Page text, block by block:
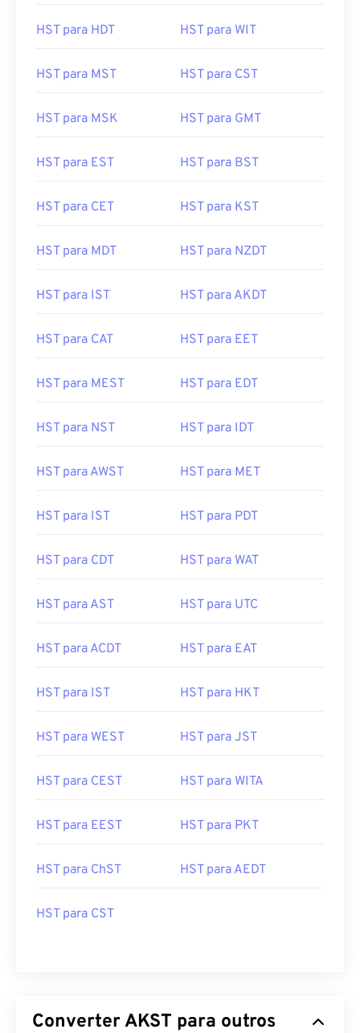
HST para HDT HST para WIT
HST para MST HST para CST
HST para MSK HST para GMT
HST para EST HST para BST
HST para CET HST para KST
HST para MDT HST para NZDT
HST para IST HST para AKDT
HST para CAT HST para EET
HST para MEST HST para EDT
HST para NST HST para IDT
HST para AWST HST para MET
HST para IST HST para PDT
HST para CDT HST para WAT
HST para AST HST para UTC
HST para ACDT HST para EAT
HST para IST HST para HKT
HST para WEST HST para JST
HST para CEST HST para WITA
HST para EEST HST para PKT
HST para ChST HST para AEDT
HST para CST
Converter AKST para outros